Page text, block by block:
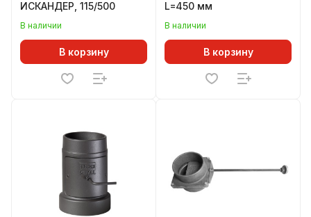
ИСКАНДЕР, 115/500
В наличии
В корзину
L=450 мм
В наличии
В корзину